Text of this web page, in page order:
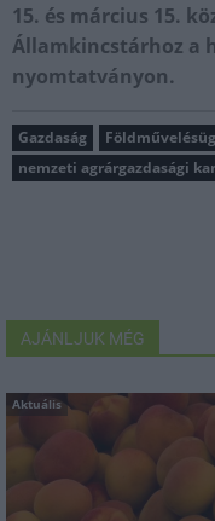
15. és március 15.
Államkincstárhoz a
nyomtatványon.
Gazdaság
nemzeti agrárgazdasági
AJÁNLJUK MÉG
Aktuális